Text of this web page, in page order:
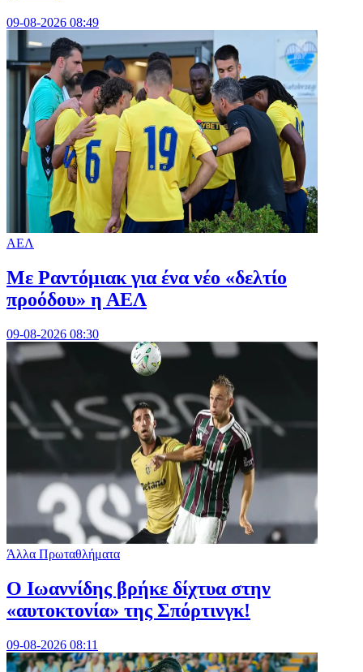
09-08-2026 08:49
ΑΕΛ
Με Ραντόμιακ για ένα νέο «δελτίο
προόδου» η ΑΕΛ
09-08-2026 08:30
Άλλα Πρωταθλήματα
Ο Ιωαννίδης βρήκε δίχτυα στην
«αυτοκτονία» της Σπόρτινγκ!
09-08-2026 08:11